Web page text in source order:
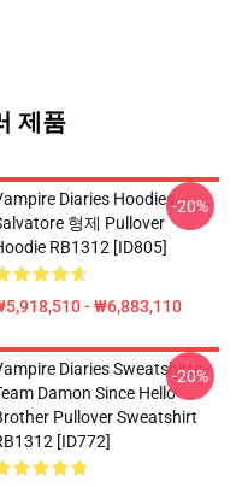
제품
Diaries Hoodies -
형제 Pullover
RB1312 [ID805]
- ₩6,883,110
-20%
Diaries Sweatshirts -
Damon Since Hello
Pullover Sweatshirt
[ID772]
-20%